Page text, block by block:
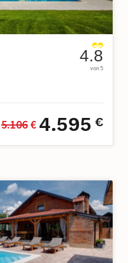
4.8
von 5
5.106 € 4.595 €